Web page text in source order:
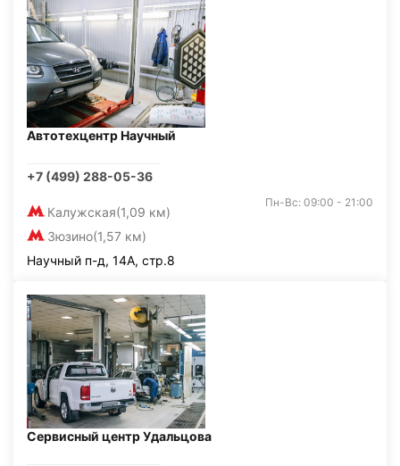
Автотехцентр Научный
+7 (499) 288-05-36
Калужская(1,09 км)
Зюзино(1,57 км)
Пн-Вс: 09:00 - 21:00
Научный п-д, 14А, стр.8
Сервисный центр Удальцова